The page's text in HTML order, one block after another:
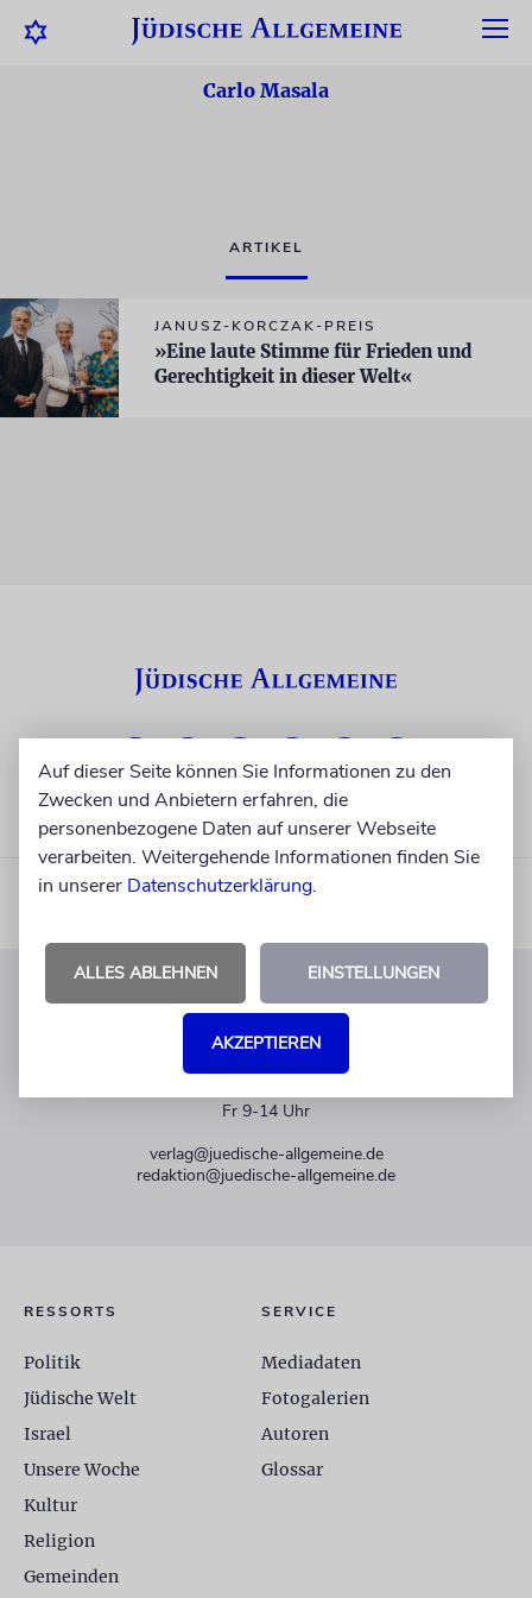
Carlo Masala
ARTIKEL
JANUSZ-KORCZAK-PREIS
»Eine laute Stimme für Frieden und
Gerechtigkeit in dieser Welt«
KUNDENSERVICE
Fr 9-14 Uhr
verlag@juedische-allgemeine.de
redaktion@juedische-allgemeine.de
RESSORTS
Politik
Jüdische Welt
Israel
Unsere Woche
Kultur
Religion
Gemeinden
SERVICE
Mediadaten
Fotogalerien
Autoren
Glossar
Auf dieser Seite können Sie Informationen zu den
Zwecken und Anbietern erfahren, die
personenbezogene Daten auf unserer Webseite
verarbeiten. Weitergehende Informationen finden Sie
in unserer Datenschutzerklärung.
ALLES ABLEHNEN EINSTELLUNGEN
AKZEPTIEREN